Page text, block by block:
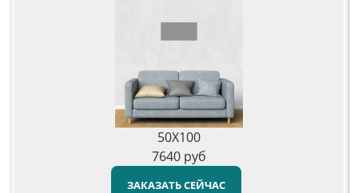
50X100
7640 руб
ЗАКАЗАТЬ СЕЙЧАС